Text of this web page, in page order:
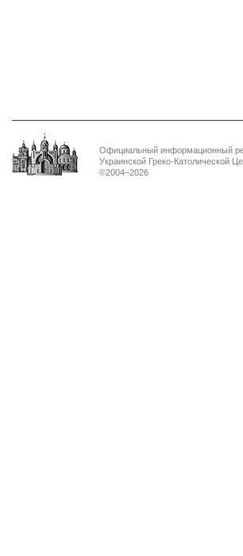
Официальный информационный
Украинской Греко-Католической
©2004–2026